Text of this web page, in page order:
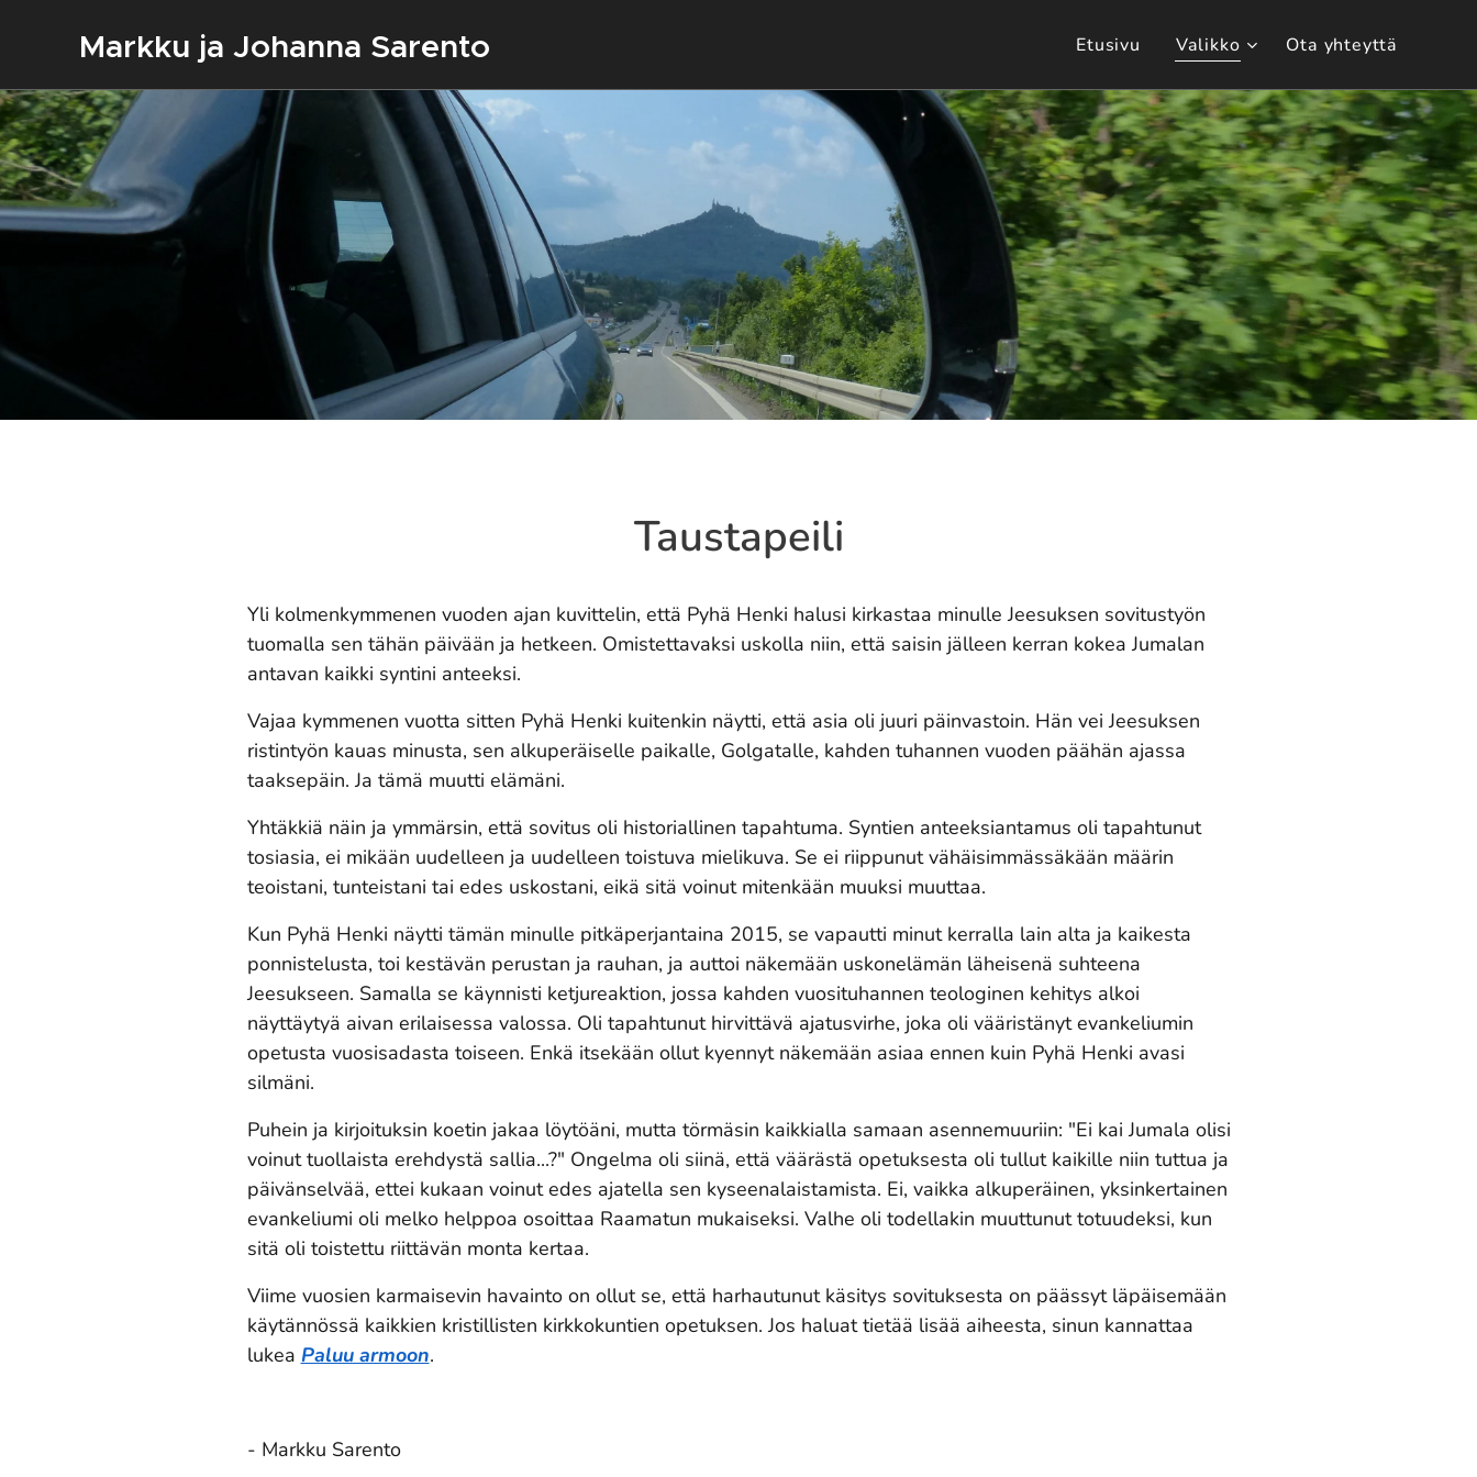
Markku ja Johanna Sarento Etusivu Valikko Ota yhteyttä
Taustapeili
Yli kolmenkymmenen vuoden ajan kuvittelin, että Pyhä Henki halusi kirkastaa minulle Jeesuksen sovitustyön
tuomalla sen tähän päivään ja hetkeen. Omistettavaksi uskolla niin, että saisin jälleen kerran kokea Jumalan
antavan kaikki syntini anteeksi.
Vajaa kymmenen vuotta sitten Pyhä Henki kuitenkin näytti, että asia oli juuri päinvastoin. Hän vei Jeesuksen
ristintyön kauas minusta, sen alkuperäiselle paikalle, Golgatalle, kahden tuhannen vuoden päähän ajassa
taaksepäin. Ja tämä muutti elämäni.
Yhtäkkiä näin ja ymmärsin, että sovitus oli historiallinen tapahtuma. Syntien anteeksiantamus oli tapahtunut
tosiasia, ei mikään uudelleen ja uudelleen toistuva mielikuva. Se ei riippunut vähäisimmässäkään määrin
teoistani, tunteistani tai edes uskostani, eikä sitä voinut mitenkään muuksi muuttaa.
Kun Pyhä Henki näytti tämän minulle pitkäperjantaina 2015, se vapautti minut kerralla lain alta ja kaikesta
ponnistelusta, toi kestävän perustan ja rauhan, ja auttoi näkemään uskonelämän läheisenä suhteena
Jeesukseen. Samalla se käynnisti ketjureaktion, jossa kahden vuosituhannen teologinen kehitys alkoi
näyttäytyä aivan erilaisessa valossa. Oli tapahtunut hirvittävä ajatusvirhe, joka oli vääristänyt evankeliumin
opetusta vuosisadasta toiseen. Enkä itsekään ollut kyennyt näkemään asiaa ennen kuin Pyhä Henki avasi
silmäni.
Puhein ja kirjoituksin koetin jakaa löytöäni, mutta törmäsin kaikkialla samaan asennemuuriin: "Ei kai Jumala olisi
voinut tuollaista erehdystä sallia...?" Ongelma oli siinä, että väärästä opetuksesta oli tullut kaikille niin tuttua ja
päivänselvää, ettei kukaan voinut edes ajatella sen kyseenalaistamista. Ei, vaikka alkuperäinen, yksinkertainen
evankeliumi oli melko helppoa osoittaa Raamatun mukaiseksi. Valhe oli todellakin muuttunut totuudeksi, kun
sitä oli toistettu riittävän monta kertaa.
Viime vuosien karmaisevin havainto on ollut se, että harhautunut käsitys sovituksesta on päässyt läpäisemään
käytännössä kaikkien kristillisten kirkkokuntien opetuksen. Jos haluat tietää lisää aiheesta, sinun kannattaa
lukea Paluu armoon.
- Markku Sarento